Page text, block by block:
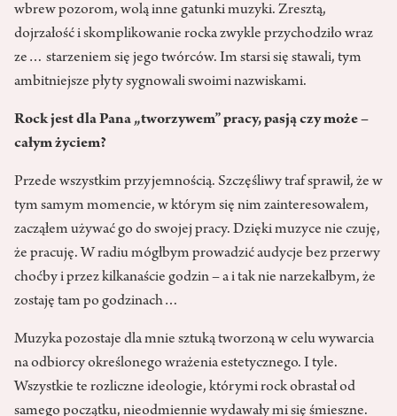
wbrew pozorom, wolą inne gatunki muzyki. Zresztą,
dojrzałość i skomplikowanie rocka zwykle przychodziło wraz
ze… starzeniem się jego twórców. Im starsi się stawali, tym
ambitniejsze płyty sygnowali swoimi nazwiskami.
Rock jest dla Pana „tworzywem” pracy, pasją czy może –
całym życiem?
Przede wszystkim przyjemnością. Szczęśliwy traf sprawił, że w
tym samym momencie, w którym się nim zainteresowałem,
zacząłem używać go do swojej pracy. Dzięki muzyce nie czuję,
że pracuję. W radiu mógłbym prowadzić audycje bez przerwy
choćby i przez kilkanaście godzin – a i tak nie narzekałbym, że
zostaję tam po godzinach…
Muzyka pozostaje dla mnie sztuką tworzoną w celu wywarcia
na odbiorcy określonego wrażenia estetycznego. I tyle.
Wszystkie te rozliczne ideologie, którymi rock obrastał od
samego początku, nieodmiennie wydawały mi się śmieszne.